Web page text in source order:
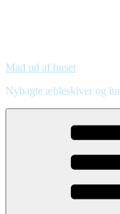
Mad ud af huset
Nybagte æbleskiver og